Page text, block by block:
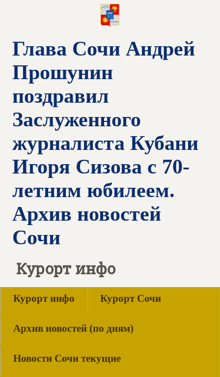
Глава Сочи Андрей
Прошунин
поздравил
Заслуженного
журналиста Кубани
Игоря Сизова с 70-
летним юбилеем.
Архив новостей
Сочи
Курорт инфо
Курорт инфо Курорт Сочи
Архив новостей (по дням)
Новости Сочи текущие